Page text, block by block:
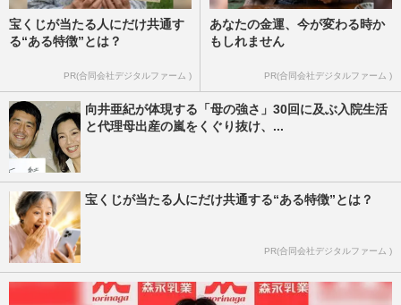
宝くじが当たる人にだけ共通す
る“ある特徴”とは？
PR(合同会社デジタルファーム )
あなたの金運、今が変わる時か
もしれません
PR(合同会社デジタルファーム )
向井亜紀が体現する「母の強さ」30回に及ぶ入院生活
と代理母出産の嵐をくぐり抜け、...
宝くじが当たる人にだけ共通する“ある特徴”とは？
PR(合同会社デジタルファーム )